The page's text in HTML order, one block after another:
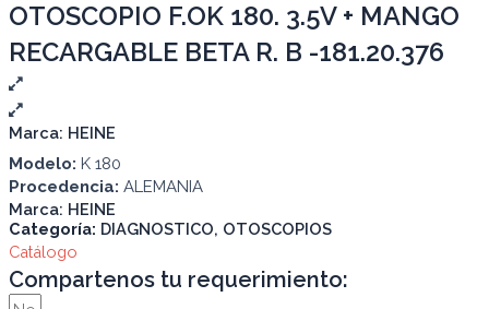
OTOSCOPIO F.OK 180. 3.5V + MANGO
RECARGABLE BETA R. B -181.20.376
Marca: HEINE
Modelo: K 180
Procedencia: ALEMANIA
Marca: HEINE
Categoría: DIAGNOSTICO, OTOSCOPIOS
Catálogo
Compartenos tu requerimiento: